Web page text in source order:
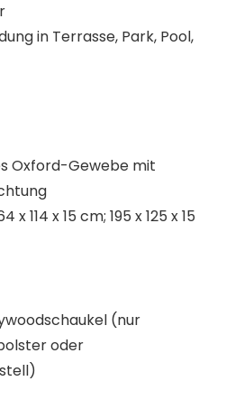
in Terrasse, Park, Pool,
Oxford-Gewebe mit
114 x 15 cm; 195 x 125 x 15
(nur
oder